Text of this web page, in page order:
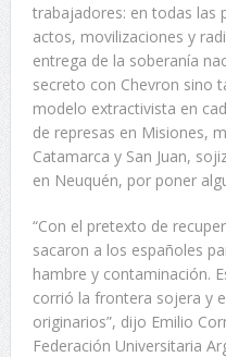
trabajadores: en todas las
actos, movilizaciones y
entrega de la soberanía
secreto con Chevron sino
modelo extractivista en
de represas en Misiones,
Catamarca y San Juan,
en Neuquén, por poner
“Con el pretexto de
sacaron a los españoles
hambre y contaminación.
corrió la frontera sojera y
originarios”, dijo Emilio
Federación Universitaria